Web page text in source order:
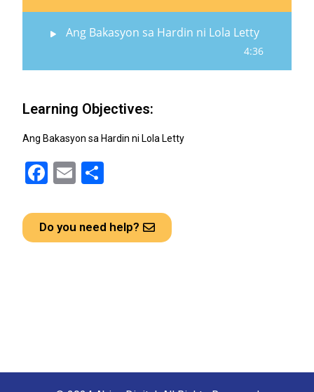
Ang Bakasyon sa Hardin ni Lola Letty
4:36
Learning Objectives:
Ang Bakasyon sa Hardin ni Lola Letty
F
ce
b
E
ail ar
e
Do you need help?